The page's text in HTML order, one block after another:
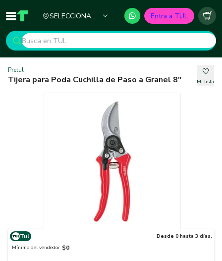
Inicio TUL - Tu Marketplace de Construcción
SELECCIONA
Entra a TUL
Pretul
Tijera para Poda Cuchilla de Paso a Granel 8" Mi lista
Tul
Desde 0 hasta 3 días.
Mínimo del vendedor $0